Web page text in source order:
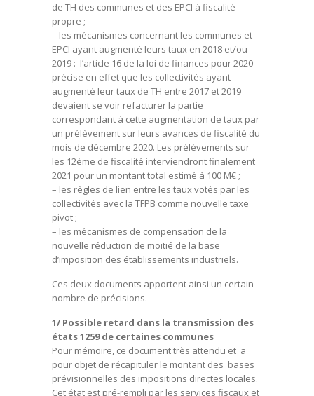
de TH des communes et des EPCI à fiscalité
propre ;
– les mécanismes concernant les communes et
EPCI ayant augmenté leurs taux en 2018 et/ou
2019 : l’article 16 de la loi de finances pour 2020
précise en effet que les collectivités ayant
augmenté leur taux de TH entre 2017 et 2019
devaient se voir refacturer la partie
correspondant à cette augmentation de taux par
un prélèvement sur leurs avances de fiscalité du
mois de décembre 2020. Les prélèvements sur
les 12ème de fiscalité interviendront finalement
2021 pour un montant total estimé à 100 M€ ;
– les règles de lien entre les taux votés par les
collectivités avec la TFPB comme nouvelle taxe
pivot ;
– les mécanismes de compensation de la
nouvelle réduction de moitié de la base
d’imposition des établissements industriels.
Ces deux documents apportent ainsi un certain
nombre de précisions.
1/ Possible retard dans la transmission des
états 1259 de certaines communes
Pour mémoire, ce document très attendu et a
pour objet de récapituler le montant des bases
prévisionnelles des impositions directes locales.
Cet état est pré-rempli par les services fiscaux et